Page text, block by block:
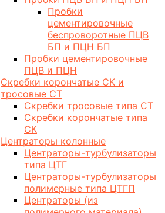
Пробки
цементировочные
беспроворотные ПЦВ
БП и ПЦН БП
Пробки цементировочные
ПЦВ и ПЦН
Скребки корончатые СК и
тросовые СТ
Скребки тросовые типа СТ
Скребки корончатые типа
СК
Центраторы колонные
Центраторы-турбулизаторы
типа ЦТГ
Центраторы-турбулизаторы
полимерные типа ЦТГП
Центраторы (из